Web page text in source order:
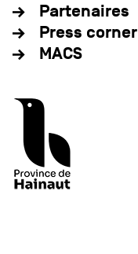
Partenaires
Press corner
MACS